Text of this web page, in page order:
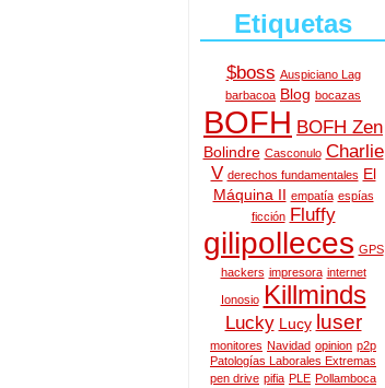
Etiquetas
$boss Auspiciano Lag
barbacoa Blog bocazas
BOFH BOFH Zen
Bolindre Casconulo Charlie
V derechos fundamentales El
Máquina II empatía espías
ficción
Fluffy
gilipolleces GPS
hackers impresora internet
Ionosio Killminds
Lucky Lucy luser
monitores Navidad opinion p2p
Patologías Laborales Extremas
pen drive pifia PLE Pollamboca